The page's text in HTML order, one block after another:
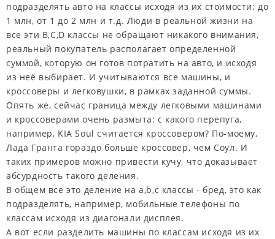
подразделять авто на классы исходя из их стоимости: до
1 млн, от 1 до 2 млн и т.д. Люди в реальной жизни на
все эти B,C,D классы не обращают никакого внимания,
реальный покупатель располагает определенной
суммой, которую он готов потратить на авто, и исходя
из неё выбирает. И учитываются все машины, и
кроссоверы и легковушки, в рамках заданной суммы.
Опять же, сейчас граница между легковыми машинами
и кроссоверами очень размыта: с какого перепуга,
например, KIA Soul считается кроссовером? По-моему,
Лада Гранта гораздо больше кроссовер, чем Соул. И
таких примеров можно привести кучу, что доказывает
абсурдность такого деления.
В общем все это деление на a,b,c классы - бред, это как
подразделять, например, мобильные телефоны по
классам исходя из диагонали дисплея.
А вот если разделить машины по классам исходя из их